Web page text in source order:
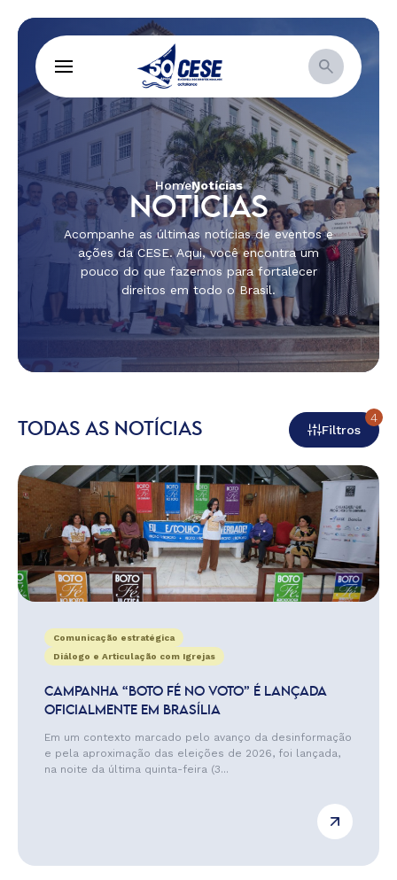
HomeNotícias
NOTÍCIAS
Acompanhe as últimas notícias de eventos e
ações da CESE. Aqui, você encontra um
pouco do que fazemos para fortalecer
direitos em todo o Brasil.
TODAS AS NOTÍCIAS Filtros
4
Comunicação estratégica
Diálogo e Articulação com Igrejas
CAMPANHA “BOTO FÉ NO VOTO” É LANÇADA
OFICIALMENTE EM BRASÍLIA
Em um contexto marcado pelo avanço da desinformação
e pela aproximação das eleições de 2026, foi lançada,
na noite da última quinta-feira (3...